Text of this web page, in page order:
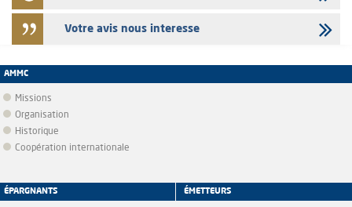
Votre avis nous interesse
AMMC
Missions
Organisation
Historique
Coopération internationale
ÉPARGNANTS ÉMETTEURS